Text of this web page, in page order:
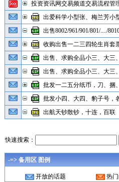
投资资讯网交易频道交易流程管
出爱科学小型张、梅兰芳小
出售8002/961/901/801/..../
收购出售一二三四轮生肖套
出售、求购全品小三、大三
出售、求购全品小三、大三
批发一二五分纸币，刀、捆
批发小四、大四、豹子号，
出航天钞散钞，十连，百联
快速搜索：
-=> 备用区 图例
开放的话题 热门